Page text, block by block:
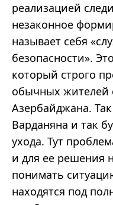
реализацией
незаконное
называет себя
безопасности».
который строго
обычных жителей
Азербайджана.
Варданяна и так
ухода. Тут
и для ее решения
понимать
находятся под